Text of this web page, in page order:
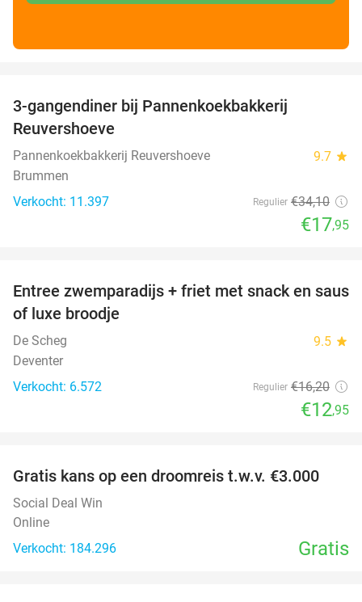
3-gangendiner bij Pannenkoekbakkerij
Reuvershoeve
Pannenkoekbakkerij Reuvershoeve 9.7 star
Brummen
Verkocht: 11.397
Regulier €34,10
€17,95
20%
Entree zwemparadijs + friet met snack en saus
of luxe broodje
De Scheg 9.5 star
Deventer
Verkocht: 6.572
Regulier €16,20
€12,95
Gratis kans op een droomreis t.w.v. €3.000
Social Deal Win
Online
Verkocht: 184.296
Gratis